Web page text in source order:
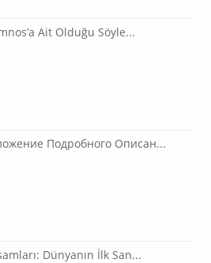
Ait Olduğu Söyle...
Подробного Описан...
Dünyanın İlk San...